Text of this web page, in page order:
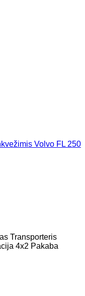
Volvo FL 250
Transporteris
4x2 Pakaba